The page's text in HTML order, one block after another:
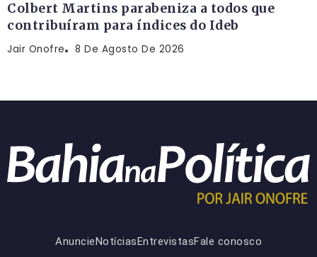
Colbert Martins parabeniza a todos que
contribuíram para índices do Ideb
Jair Onofre 8 De Agosto De 2026
AnuncieNotíciasEntrevistasFale conosco